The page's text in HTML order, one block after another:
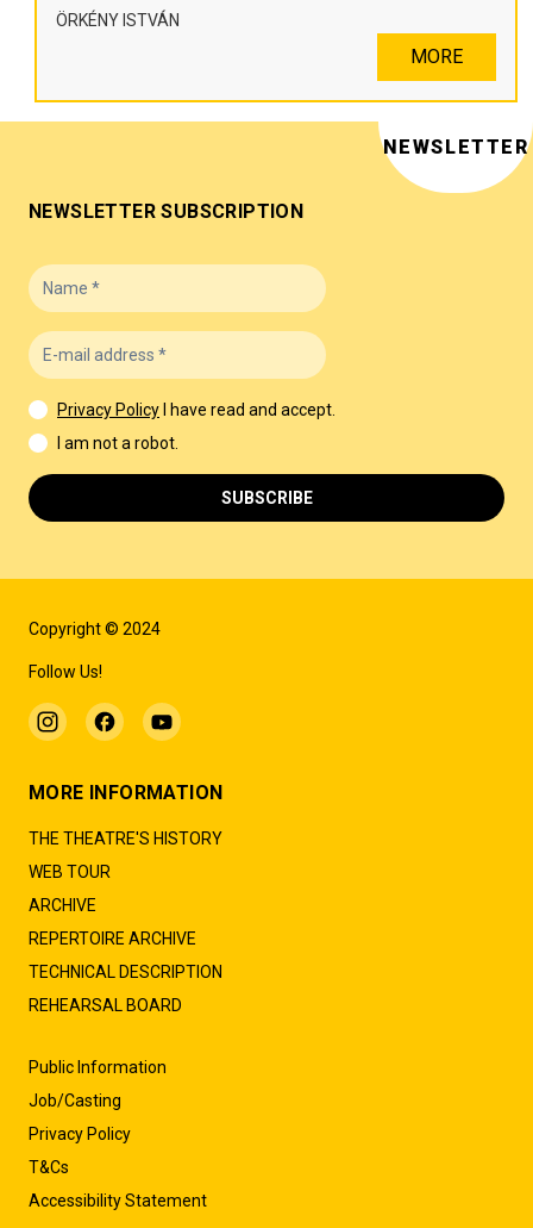
ÖRKÉNY ISTVÁN
MORE
Copyright © 2024
Follow Us!
MORE INFORMATION
THE THEATRE'S HISTORY
WEB TOUR
ARCHIVE
REPERTOIRE ARCHIVE
TECHNICAL DESCRIPTION
REHEARSAL BOARD
Public Information
Job/Casting
Privacy Policy
T&Cs
Accessibility Statement
NEWSLETTER
NEWSLETTER SUBSCRIPTION
Privacy Policy
I have read and accept.
I am not a robot.
SUBSCRIBE